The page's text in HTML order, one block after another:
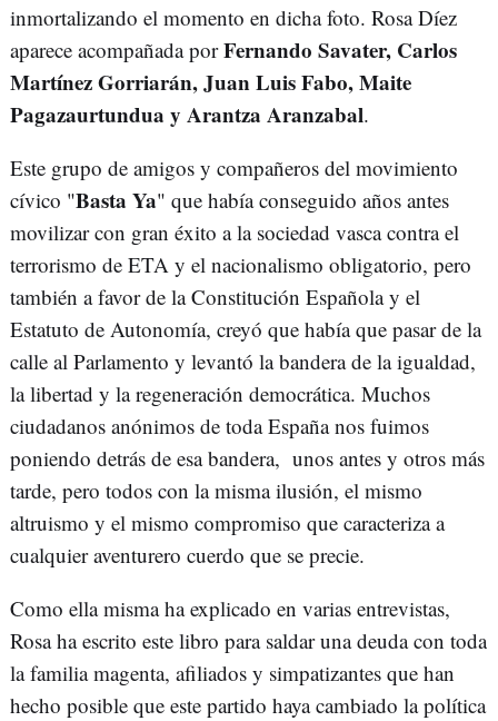
inmortalizando el momento en dicha foto. Rosa Díez
aparece acompañada porFernando Savater, Carlos
Martínez Gorriarán, Juan Luis Fabo, Maite
Pagazaurtundua y Arantza Aranzabal.
Este grupo de amigos y compañeros del movimiento
cívico "Basta Ya" que había conseguido años antes
movilizar con gran éxito a la sociedad vasca contra el
terrorismo de ETA y el nacionalismo obligatorio, pero
también a favor de la Constitución Española y el
Estatuto de Autonomía, creyó que había que pasar de la
calle al Parlamento y levantó la bandera de la igualdad,
la libertad y la regeneración democrática. Muchos
ciudadanos anónimos de toda España nos fuimos
poniendo detrás de esa bandera, unos antes y otros más
tarde, pero todos con la misma ilusión, el mismo
altruismo y el mismo compromiso que caracteriza a
cualquier aventurero cuerdo que se precie.
Como ella misma ha explicado en varias entrevistas,
Rosa ha escrito este libro para saldar una deuda con toda
la familia magenta, afiliados y simpatizantes que han
hecho posible que este partido haya cambiado la política